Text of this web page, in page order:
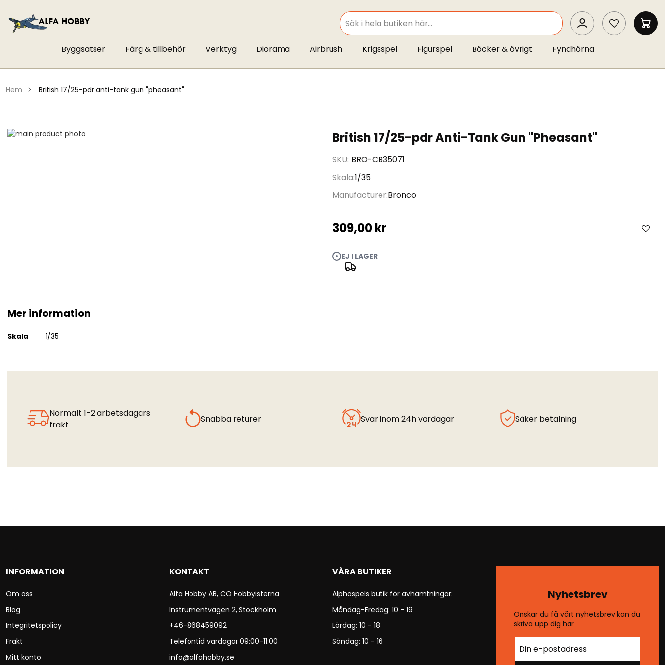
SEARCH
SEARCH
MIN
Byggsatser Färg & tillbehör Verktyg Diorama Airbrush Krigsspel Figurspel Böcker & övrigt Fyndhörna
hem british 17/25-pdr anti-tank gun "pheasant"
British 17/25-pdr Anti-Tank Gun "Pheasant"
SKU BRO-CB35071
Skala1/35
Manufacturer Bronco
309,00 kr
EJ I LAGER
Hoppa
Mer information
Mer
Skala 1/35
Normalt 1-2 arbetsdagars
frakt
Snabba returer Svar inom 24h vardagar Säker betalning
INFORMATION
Om oss
Blog
Integritetspolicy
Frakt
Mitt konto
KONTAKT
Alfa Hobby AB, CO Hobbyisterna
Instrumentvägen 2, Stockholm
+46-868459092
Telefontid vardagar 09:00-11:00
info@alfahobby.se
VÅRA BUTIKER
Alphaspels butik för avhämtningar:
Måndag-Fredag: 10 - 19
Lördag: 10 - 18
Söndag: 10 - 16
Nyhetsbrev
Önskar du få vårt nyhetsbrev kan du
skriva upp dig här